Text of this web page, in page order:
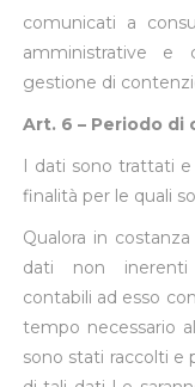
comunicati a
amministrative e
gestione di
Art. 6 – Periodo di
I dati sono trattati
finalità per le quali
Qualora in
dati non inerenti
contabili ad esso
tempo necessario
sono stati raccolti e